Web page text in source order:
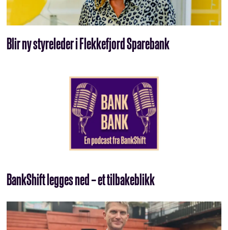
Blir ny styreleder i Flekkefjord Sparebank
BankShift legges ned – et tilbakeblikk